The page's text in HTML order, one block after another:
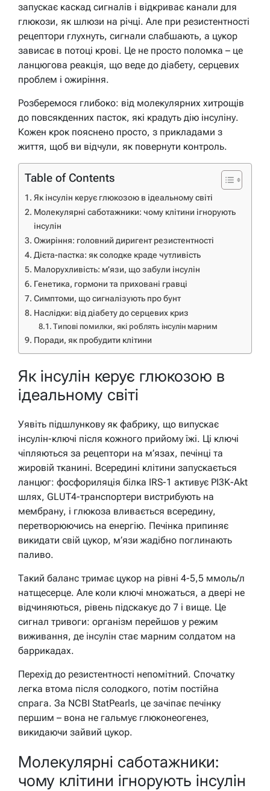
запускає каскад сигналів і відкриває канали для
глюкози, як шлюзи на річці. Але при резистентності
рецептори глухнуть, сигнали слабшають, а цукор
зависає в потоці крові. Це не просто поломка – це
ланцюгова реакція, що веде до діабету, серцевих
проблем і ожиріння.
Розберемося глибоко: від молекулярних хитрощів
до повсякденних пасток, які крадуть дію інсуліну.
Кожен крок пояснено просто, з прикладами з
життя, щоб ви відчули, як повернути контроль.
Table of Contents
Як інсулін керує глюкозою в ідеальному світі
Молекулярні саботажники: чому клітини ігнорують
інсулін
Ожиріння: головний диригент резистентності
Дієта-пастка: як солодке краде чутливість
Малорухливість: м’язи, що забули інсулін
Генетика, гормони та приховані гравці
Симптоми, що сигналізують про бунт
Наслідки: від діабету до серцевих криз
Типові помилки, які роблять інсулін марним
Поради, як пробудити клітини
Як інсулін керує глюкозою в
ідеальному світі
Уявіть підшлункову як фабрику, що випускає
інсулін-ключі після кожного прийому їжі. Ці ключі
чіпляються за рецептори на м’язах, печінці та
жировій тканині. Всередині клітини запускається
ланцюг: фосфориляція білка IRS-1 активує PI3K-Akt
шлях, GLUT4-транспортери вистрибують на
мембрану, і глюкоза вливається всередину,
перетворюючись на енергію. Печінка припиняє
викидати свій цукор, м’язи жадібно поглинають
паливо.
Такий баланс тримає цукор на рівні 4-5,5 ммоль/л
натщесерце. Але коли ключі множаться, а двері не
відчиняються, рівень підскакує до 7 і вище. Це
сигнал тривоги: організм перейшов у режим
виживання, де інсулін стає марним солдатом на
баррикадах.
Перехід до резистентності непомітний. Спочатку
легка втома після солодкого, потім постійна
спрага. За NCBI StatPearls, це зачіпає печінку
першим – вона не гальмує глюконеогенез,
викидаючи зайвий цукор.
Молекулярні саботажники:
чому клітини ігнорують інсулін